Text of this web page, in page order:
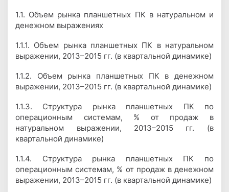
1.1. Объем рынка планшетных ПК в натуральном и
денежном выражениях
1.1.1. Объем рынка планшетных ПК в натуральном
выражении, 2013–2015 гг. (в квартальной динамике)
1.1.2. Объем рынка планшетных ПК в денежном
выражении, 2013–2015 гг. (в квартальной динамике)
1.1.3. Структура рынка планшетных ПК по
операционным системам, % от продаж в
натуральном выражении, 2013–2015 гг. (в
квартальной динамике)
1.1.4. Структура рынка планшетных ПК по
операционным системам, % от продаж в денежном
выражении, 2013–2015 гг. (в квартальной динамике)